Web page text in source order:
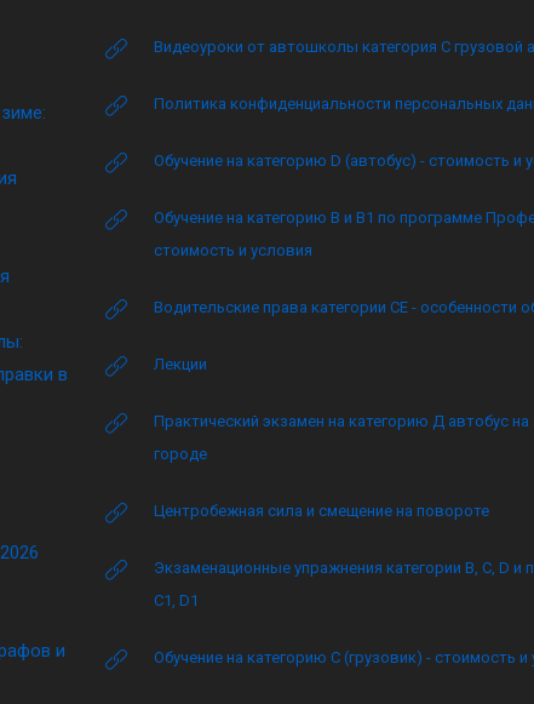
в
и
Видеоуроки от автошколы категория C грузовой
Политика конфиденциальности персональных
Обучение на категорию D (автобус) - стоимость и
Обучение на категорию B и B1 по программе
стоимость и условия
Водительские права категории CE - особенности
Лекции
Практический экзамен на категорию Д автобус
городе
Центробежная сила и смещение на повороте
Экзаменационные упражнения категории B, C, D и
C1, D1
Обучение на категорию C (грузовик) - стоимость и